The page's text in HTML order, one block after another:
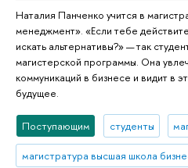
Наталия Панченко учится в
менеджмент». «Если тебе
искать альтернативы?» — так
магистерской программы. Она
коммуникаций в бизнесе и видит в
будущее.
Поступающим студенты
магистратура высшая школа